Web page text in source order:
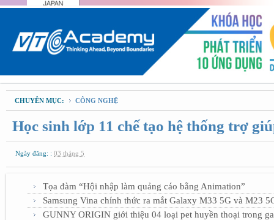
CHUYÊN MỤC: CÔNG NGHỆ
Học sinh lớp 11 chế tạo hệ thống trợ
Ngày đăng: : 03 tháng 5
Tọa đàm “Hội nhập làm quảng cáo bằng Animation”
Samsung Vina chính thức ra mắt Galaxy M33 5G và M23
GUNNY ORIGIN giới thiệu 04 loại pet huyền thoại trong